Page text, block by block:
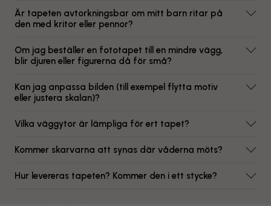
Är tapeten avtorkningsbar om mitt barn ritar på
den med kritor eller pennor?
Om jag beställer en fototapet till en mindre vägg,
blir djuren eller figurerna då för små?
Kan jag anpassa bilden (till exempel flytta motiv
eller justera skalan)?
Vilka väggytor är lämpliga för ert tapet?
Kommer skarvarna att synas där våderna möts?
Hur levereras tapeten? Kommer den i ett stycke?